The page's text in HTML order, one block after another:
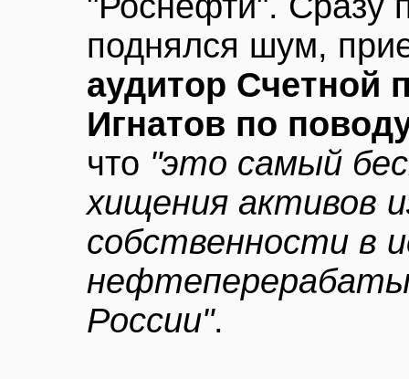
поднялся шум,
аудитор Счетной
Игнатов по
что "это самый
хищения активов
собственности в
России".